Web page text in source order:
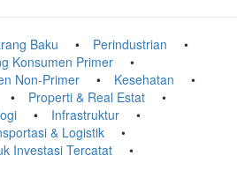
Baku
Perindustrian
Konsumen Primer
Non-Primer
Kesehatan
Properti & Real Estat
Infrastruktur
& Logistik
Investasi Tercatat